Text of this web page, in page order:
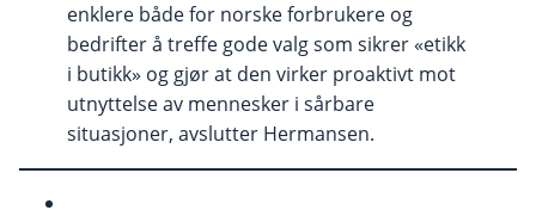
enklere både for norske forbrukere og
bedrifter å treffe gode valg som sikrer «etikk
i butikk» og gjør at den virker proaktivt mot
utnyttelse av mennesker i sårbare
situasjoner, avslutter Hermansen.